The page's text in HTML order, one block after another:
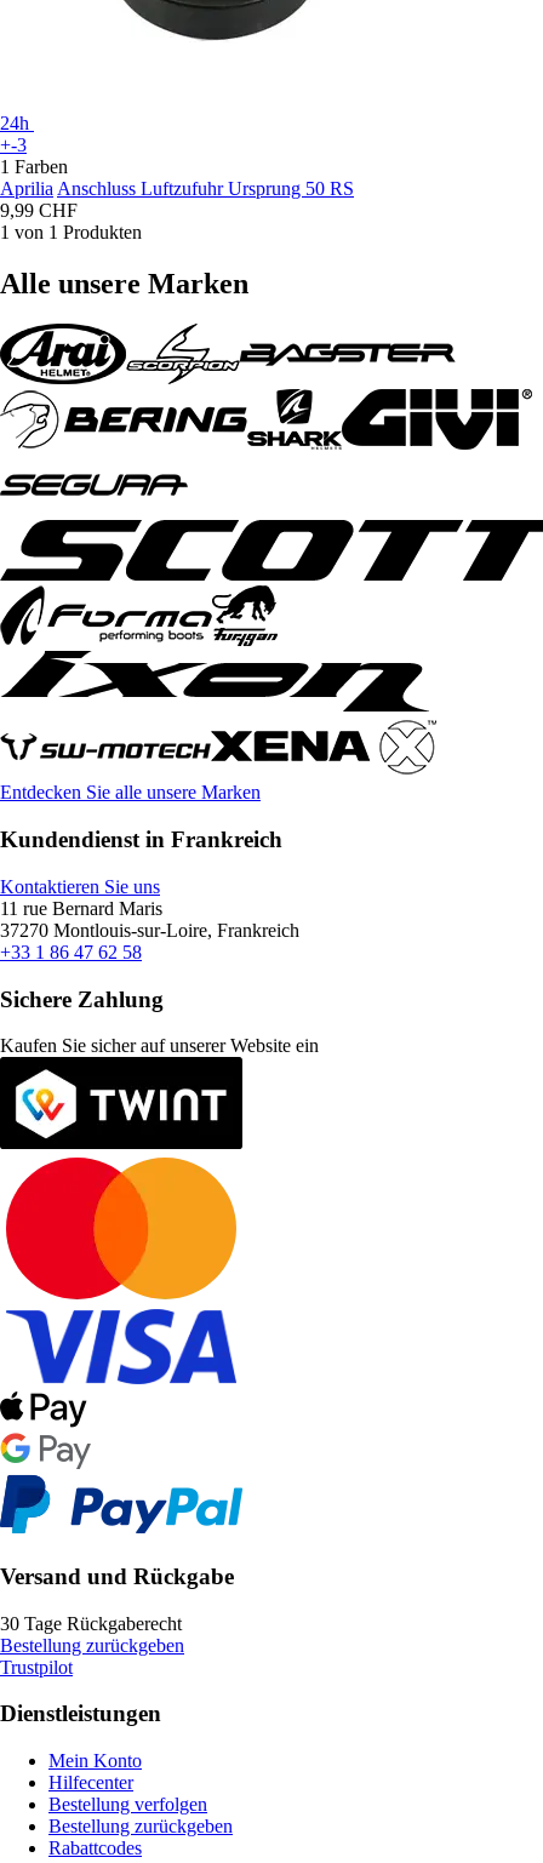
24h
+-3
1 Farben
Aprilia Anschluss Luftzufuhr Ursprung 50 RS
9,99 CHF
1 von 1 Produkten
Alle unsere Marken
Entdecken Sie alle unsere Marken
Kundendienst in Frankreich
Kontaktieren Sie uns
11 rue Bernard Maris
37270 Montlouis-sur-Loire, Frankreich
+33 1 86 47 62 58
Sichere Zahlung
Kaufen Sie sicher auf unserer Website ein
Versand und Rückgabe
30 Tage Rückgaberecht
Bestellung zurückgeben
Trustpilot
Dienstleistungen
Mein Konto
Hilfecenter
Bestellung verfolgen
Bestellung zurückgeben
Rabattcodes